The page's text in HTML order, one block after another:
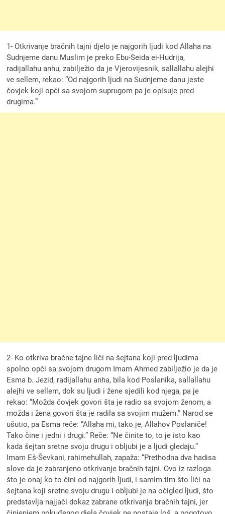
1- Otkrivanje bračnih tajni djelo je najgorih ljudi kod Allaha na
Sudnjeme danu Muslim je preko Ebu-Seida ei-Hudrija,
radijallahu anhu, zabilježio da je Vjerovijesnik, sallallahu alejhi
ve sellem, rekao: “Od najgorih ljudi na Sudnjeme danu jeste
čovjek koji opći sa svojom suprugom pa je opisuje pred
drugima.”
2- Ko otkriva bračne tajne liči na šejtana koji pred ljudima
spolno opći sa svojom drugom Imam Ahmed zabilježio je da je
Esma b. Jezid, radijallahu anha, bila kod Poslanika, sallallahu
alejhi ve sellem, dok su ljudi i žene sjedili kod njega, pa je
rekao: “Možda čovjek govori šta je radio sa svojom ženom, a
možda i žena govori šta je radila sa svojim mužem.” Narod se
ušutio, pa Esma reče: “Allaha mi, tako je, Allahov Poslaniče!
Tako čine i jedni i drugi.” Reče: “Ne činite to, to je isto kao
kada šejtan sretne svoju drugu i obljubi je a ljudi gledaju.”
Imam Eš-Ševkani, rahimehullah, zapaža: “Prethodna dva hadisa
slove da je zabranjeno otkrivanje bračnih tajni. Ovo iz razloga
što je onaj ko to čini od najgorih ljudi, i samim tim što liči na
šejtana koji sretne svoju drugu i obljubi je na očigled ljudi, što
predstavlja najjači dokaz zabrane otkrivanja bračnih tajni, jer